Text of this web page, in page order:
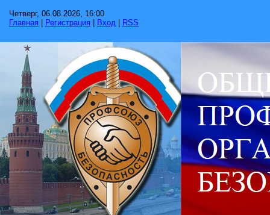
Четверг, 06.08.2026, 16:00
Главная
Регистрация Вход RSS